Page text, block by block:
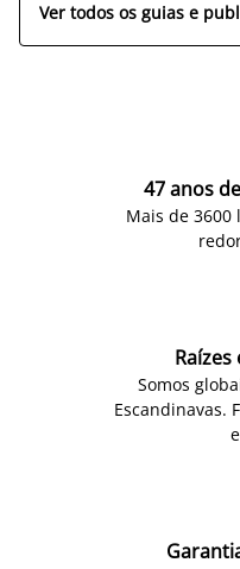
Ver todos os guias e
47 anos
Mais de 3600
Somos
Escandinavas.